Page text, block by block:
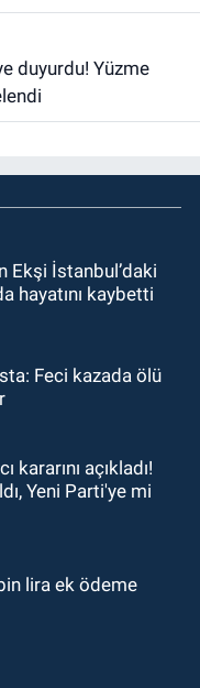
ağır
tehdit altında
& Dostluklar
Ekşi İstanbul’daki
hayatını kaybetti
Feci kazada ölü
kararını açıkladı!
Yeni Parti'ye mi
lira ek ödeme